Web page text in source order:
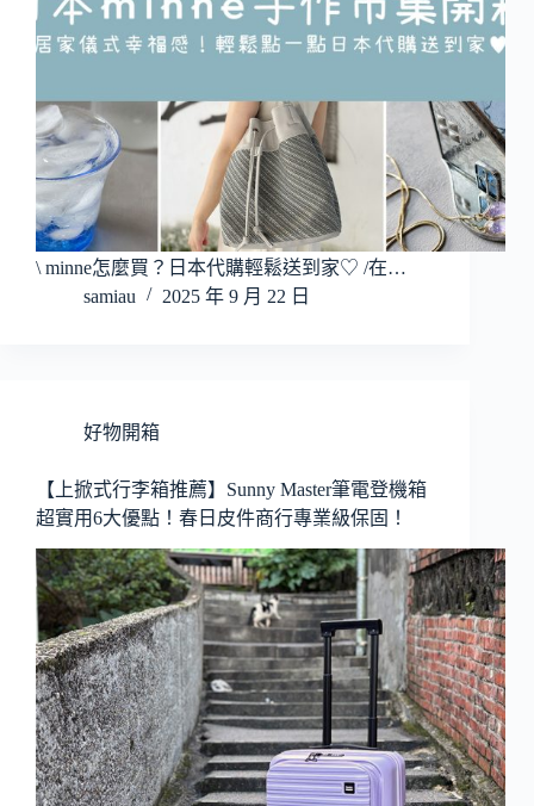
\ minne怎麼買？日本代購輕鬆送到家♡ /在…
samiau
2025 年 9 月 22 日
好物開箱
【上掀式行李箱推薦】Sunny Master筆電登機箱
超實用6大優點！春日皮件商行專業級保固！